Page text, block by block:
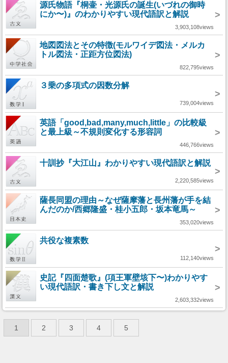
源氏物語『桐壷・光源氏の誕生(いづれの御時
にか〜)』のわかりやすい現代語訳と解説
>
3,903,108views
地図図法とその特徴(モルワイデ図法・メルカ
トル図法・正距方位図法)
>
822,795views
３乗の多項式の因数分解
>
739,004views
英語「good,bad,many,much,little」の比較級
と最上級～不規則変化する形容詞
>
446,766views
十訓抄『大江山』わかりやすい現代語訳と解説
>
2,220,585views
薩長同盟の理由～なぜ薩摩藩と長州藩が手を結
んだのか/西郷隆盛・桂小五郎・坂本竜馬～
>
353,020views
共役な複素数
>
112,140views
史記『四面楚歌』(項王軍壁垓下〜)わかりやす
い現代語訳・書き下し文と解説
>
2,603,332views
1 2 3 4 5